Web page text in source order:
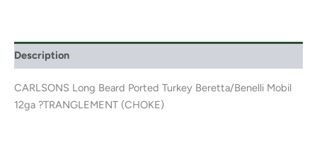
Description
CARLSONS Long Beard Ported Turkey Beretta/Benelli Mobil
12ga ?TRANGLEMENT (CHOKE)